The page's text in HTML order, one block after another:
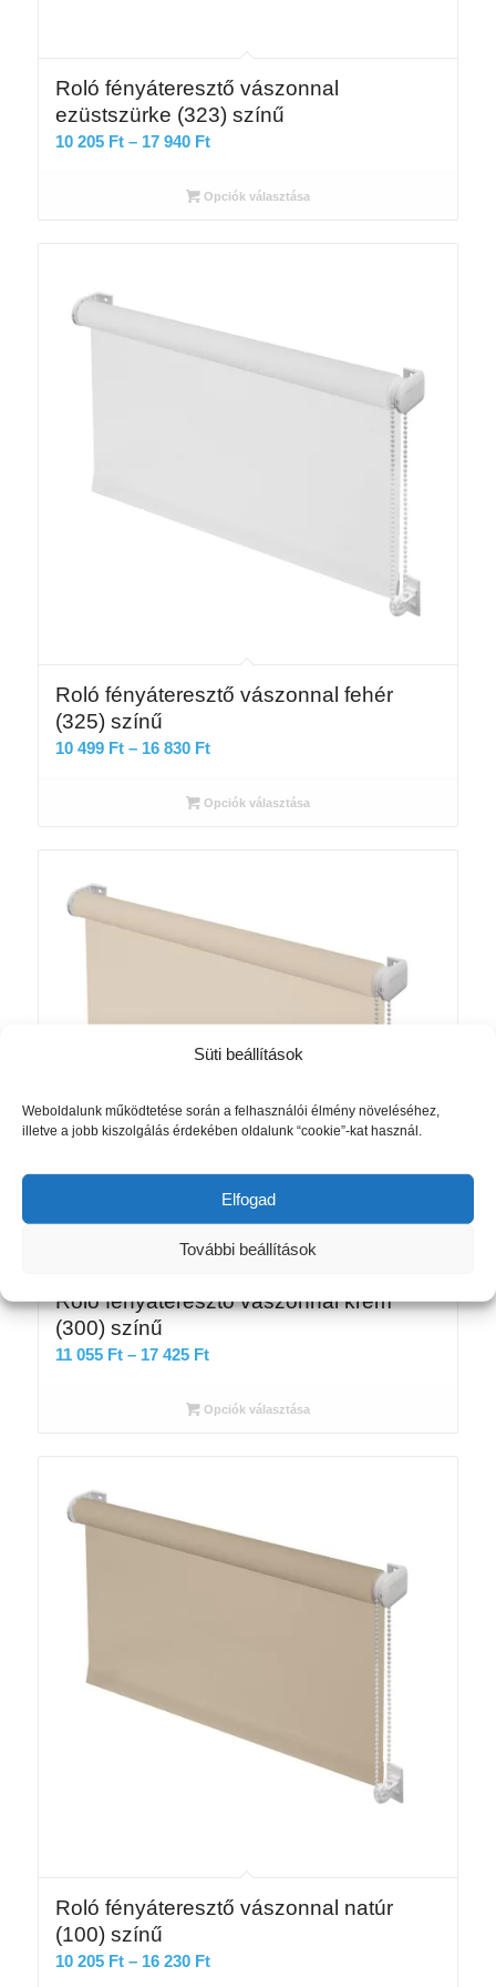
Süti beállítások
Weboldalunk működtetése során a felhasználói élmény növeléséhez,
illetve a jobb kiszolgálás érdekében oldalunk “cookie”-kat használ.
Elfogad
További beállítások
Roló fényáteresztő vászonnal
ezüstszürke (323) színű
10 205 Ft – 17 940 FtÁrtartomány:
205 Ft
Opciók választása
Roló fényáteresztő vászonnal fehér
(325) színű
10 499 Ft – 16 830 FtÁrtartomány:
499 Ft
Opciók választása
Roló fényáteresztő vászonnal krém
(300) színű
11 055 Ft – 17 425 FtÁrtartomány:
055 Ft
Opciók választása
Roló fényáteresztő vászonnal natúr
(100) színű
10 205 Ft – 16 230 FtÁrtartomány: